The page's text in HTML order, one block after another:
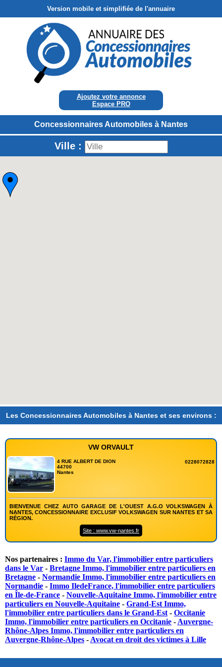
Version mobile et simplifiée de l'annuaire
Ajoutez votre annonce
Espace PRO
Concessionnaires Automobiles à Nantes
Ville :
Les Concessionnaires Automobiles à Nantes et ses environs :
VW ORVAULT
4 RUE ALBERT DE DION
44700
Nantes
0228072828
BIENVENUE CHEZ AUTO GARAGE DE L'OUEST A.G.O VOLKSWAGEN À
NANTES, CONCESSIONNAIRE EXCLUSIF VOLKSWAGEN SUR NANTES ET SA
RÉGION.
Site : www.vw-nantes.fr
Nos partenaires : Immo du Var, l'immobilier entre particuliers
dans le Var - Bretagne Immo, l'immobilier entre particuliers en
Bretagne - Normandie Immo, l'immobilier entre particuliers en
Normandie - Immo IledeFrance, l'immobilier entre particuliers
en Île-de-France - Nouvelle-Aquitaine Immo, l'immobilier entre
particuliers en Nouvelle-Aquitaine - Grand-Est Immo,
l'immobilier entre particuliers dans le Grand-Est - Occitanie
Immo, l'immobilier entre particuliers en Occitanie - Auvergne-
Rhône-Alpes Immo, l'immobilier entre particuliers en
Auvergne-Rhône-Alpes - Avocat en droit des victimes à Lille